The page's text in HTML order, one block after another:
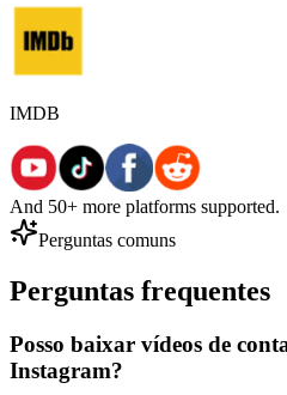
IMDB
And 50+ more platforms supported.
Perguntas comuns
Perguntas frequentes
Posso baixar vídeos de
Instagram?